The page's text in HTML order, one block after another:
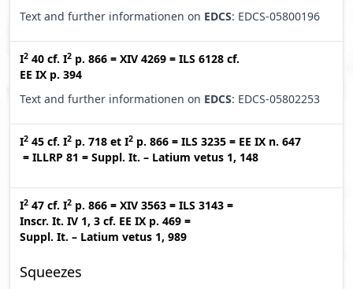
Text and further informationen on EDCS: EDCS-05800196
I2 40 cf. I2 p. 866 = XIV 4269 = ILS 6128 cf.
EE IX p. 394
Text and further informationen on EDCS: EDCS-05802253
I2 45 cf. I2 p. 718 et I2 p. 866 = ILS 3235 = EE IX n. 647
= ILLRP 81 = Suppl. It. – Latium vetus 1, 148
I2 47 cf. I2 p. 866 = XIV 3563 = ILS 3143 =
Inscr. It. IV 1, 3 cf. EE IX p. 469 =
Suppl. It. – Latium vetus 1, 989
Squeezes